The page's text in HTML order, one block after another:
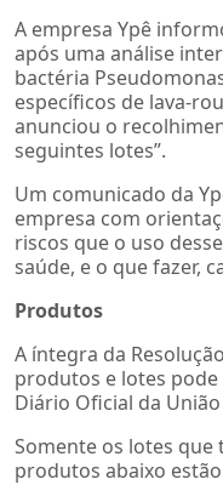
A empresa Ypê
após uma análise
bactéria
específicos de lava-
anunciou o
seguintes lotes”.
Um comunicado da
empresa com
riscos que o uso
saúde, e o que fazer,
Produtos
A íntegra da
produtos e lotes
Diário Oficial da
Somente os lotes
produtos abaixo